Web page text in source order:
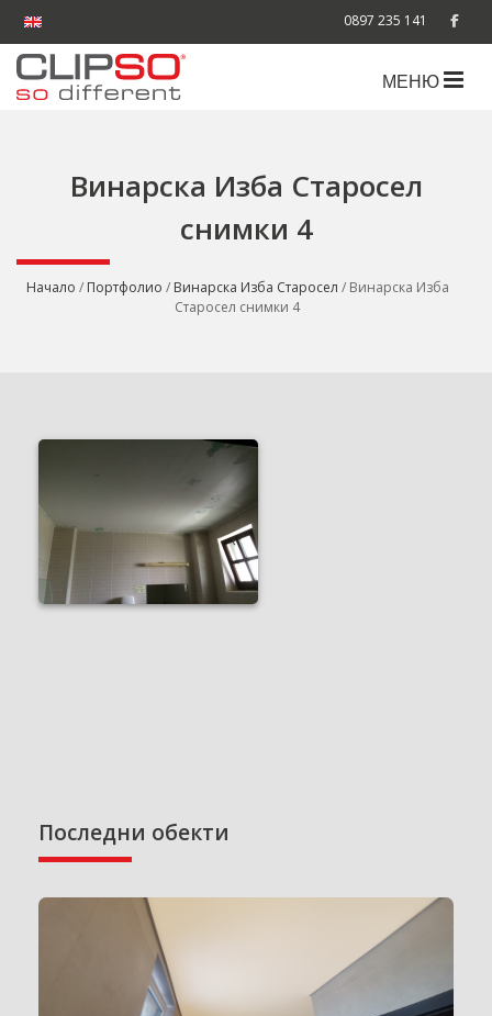
0897 235 141
МЕНЮ
Винарска Изба Старосел
снимки 4
Начало / Портфолио / Винарска Изба Старосел / Винарска Изба
Старосел снимки 4
Последни обекти